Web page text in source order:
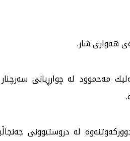
هەواری شار.
مەحموود لە چوارڕیانی
لە دروستبوونی